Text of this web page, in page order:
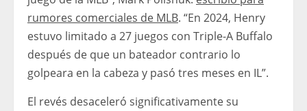
rumores comerciales de MLB. “En 2024, Henry
estuvo limitado a 27 juegos con Triple-A Buffalo
después de que un bateador contrario lo
golpeara en la cabeza y pasó tres meses en IL”.
El revés desaceleró significativamente su